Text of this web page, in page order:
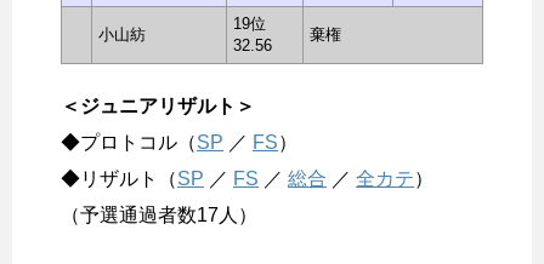
小山紡
19位
32.56
棄権
＜ジュニアリザルト＞
◆プロトコル（SP ／ FS）
◆リザルト（SP ／ FS ／ 総合 ／ 全カテ）
（予選通過者数17人）